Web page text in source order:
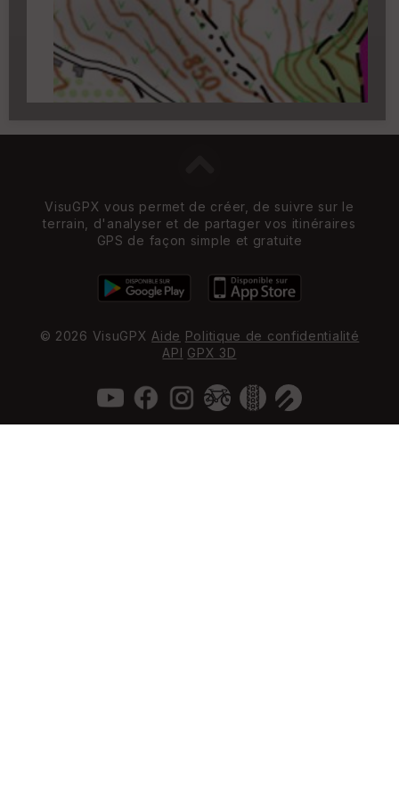
VisuGPX vous permet de créer, de suivre sur le
terrain, d'analyser et de partager vos itinéraires
GPS de façon simple et gratuite
© 2026 VisuGPX Aide Politique de confidentialité
API GPX 3D